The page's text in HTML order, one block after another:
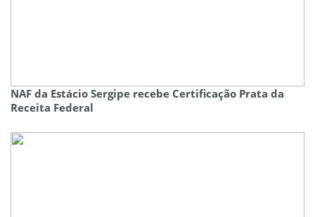
NAF da Estácio Sergipe recebe Certificação Prata da
Receita Federal